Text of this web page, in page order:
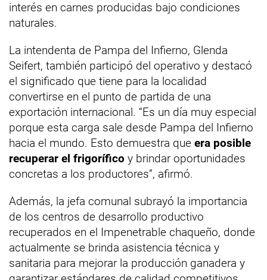
interés en carnes producidas bajo condiciones
naturales.
La intendenta de Pampa del Infierno, Glenda
Seifert, también participó del operativo y destacó
el significado que tiene para la localidad
convertirse en el punto de partida de una
exportación internacional. “Es un día muy especial
porque esta carga sale desde Pampa del Infierno
hacia el mundo. Esto demuestra que era posible
recuperar el frigorífico y brindar oportunidades
concretas a los productores”, afirmó.
Además, la jefa comunal subrayó la importancia
de los centros de desarrollo productivo
recuperados en el Impenetrable chaqueño, donde
actualmente se brinda asistencia técnica y
sanitaria para mejorar la producción ganadera y